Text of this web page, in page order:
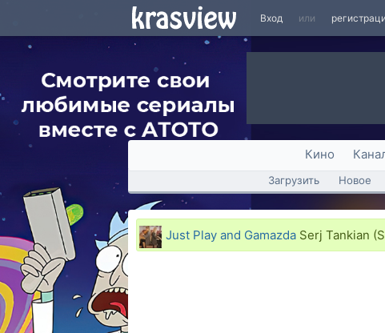
Вход или
Кино
Загрузить Новое
Just Play and Gamazda Serj Tankian